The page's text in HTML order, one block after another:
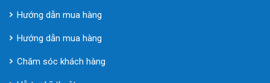
Hướng dẫn mua hàng
Hướng dẫn mua hàng
Chăm sóc khách hàng